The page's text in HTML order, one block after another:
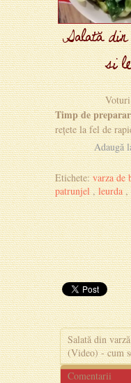
Salată
si
Timp de
rețete la fel de
Adaugă
Etichete:varza de
patrunjel,leurda,
Salată din
(Video) - cum
Comentarii